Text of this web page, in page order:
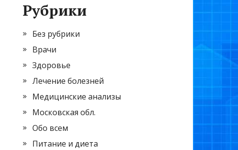
Рубрики
Без рубрики
Врачи
Здоровье
Лечение болезней
Медицинские анализы
Московская обл.
Обо всем
Питание и диета